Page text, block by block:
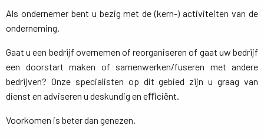
Als ondernemer bent u bezig met de (kern-) activiteiten van de
onderneming.
Gaat u een bedrijf overnemen of reorganiseren of gaat uw bedrijf
een doorstart maken of samenwerken/fuseren met andere
bedrijven? Onze specialisten op dit gebied zijn u graag van
dienst en adviseren u deskundig en eﬃciënt.
Voorkomen is beter dan genezen.